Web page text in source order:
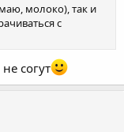
молоко), так и
с
согут